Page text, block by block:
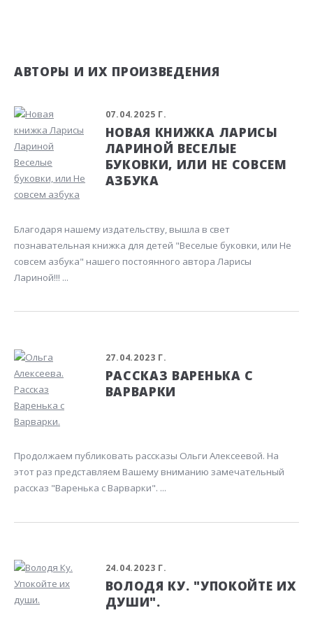
АВТОРЫ И ИХ ПРОИЗВЕДЕНИЯ
07.04.2025 Г.
НОВАЯ КНИЖКА ЛАРИСЫ
ЛАРИНОЙ ВЕСЕЛЫЕ
БУКОВКИ, ИЛИ НЕ СОВСЕМ
АЗБУКА
Благодаря нашему издательству, вышла в свет
познавательная книжка для детей "Веселые буковки, или Не
совсем азбука" нашего постоянного автора Ларисы
Лариной!!! ...
27.04.2023 Г.
РАССКАЗ ВАРЕНЬКА С
ВАРВАРКИ
Продолжаем публиковать рассказы Ольги Алексеевой. На
этот раз представляем Вашему вниманию замечательный
рассказ "Варенька с Варварки". ...
24.04.2023 Г.
ВОЛОДЯ КУ. "УПОКОЙТЕ ИХ
ДУШИ".